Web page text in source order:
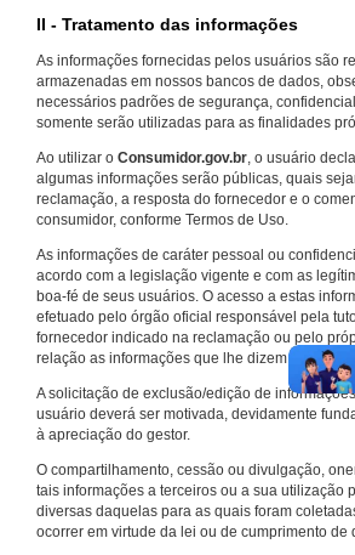
II - Tratamento das informações
As informações fornecidas pelos usuários são
armazenadas em nossos bancos de dados,
necessários padrões de segurança,
somente serão utilizadas para as finalidades
Ao utilizar o Consumidor.gov.br, o usuário
algumas informações serão públicas, quais
reclamação, a resposta do fornecedor e o
consumidor, conforme Termos de Uso.
As informações de caráter pessoal ou
acordo com a legislação vigente e com as
boa-fé de seus usuários. O acesso a estas
efetuado pelo órgão oficial responsável pela
fornecedor indicado na reclamação ou pelo
relação as informações que lhe dizem respeito.
A solicitação de exclusão/edição de
usuário deverá ser motivada, devidamente
à apreciação do gestor.
O compartilhamento, cessão ou divulgação,
tais informações a terceiros ou a sua utilização
diversas daquelas para as quais foram
ocorrer em virtude da lei ou de cumprimento de